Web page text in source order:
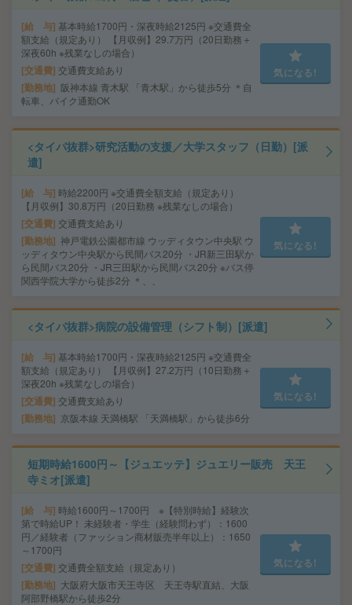
給 与 基本時給1700円・深夜時給2125円 ※交通費全
額支給（規定あり） 【月収例】29.7万円（20日勤務＋
深夜60h ※残業なしの場合）
交通費 交通費支給あり
勤務地
阪神本線 青木駅 「青木駅」から徒歩5分 ＊自
転車、バイク通勤OK
気になる!
<タイパ抜群>研究活動の支援／大学スタッフ（日勤）[派
遣]
給 与 時給2200円 ※交通費全額支給（規定あり）
【月収例】30.8万円（20日勤務 ※残業なしの場合）
交通費 交通費支給あり
勤務地 神戸電鉄公園都市線 ウッディタウン中央駅 ウ
ッディタウン中央駅から民間バス20分 ・JR新三田駅か
ら民間バス20分 ・JR三田駅から民間バス20分 ※バス停
関西学院大学から徒歩2分 ＊、、
気になる!
<タイパ抜群>病院の設備管理（シフト制）[派遣]
給 与 基本時給1700円・深夜時給2125円 ※交通費全
額支給（規定あり） 【月収例】27.2万円（10日勤務＋
深夜20h ※残業なしの場合）
交通費 交通費支給あり
勤務地 京阪本線 天満橋駅 「天満橋駅」から徒歩6分
気になる!
短期時給1600円～【ジュエッテ】ジュエリー販売 天王
寺ミオ[派遣]
給 与 時給1600円～1700円 ※【特別時給】経験次
第で時給UP！ 未経験者・学生（経験問わず）：1600
円／経験者（ファッション商材販売半年以上）：1650
～1700円
交通費 交通費全額支給（規定あり）
勤務地
大阪府大阪市天王寺区 天王寺駅直結、大阪
阿部野橋駅から徒歩2分
気になる!